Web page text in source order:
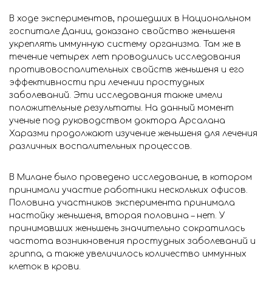
В ходе экспериментов, прошедших в Национальном
госпитале Дании, доказано свойство женьшеня
укреплять иммунную систему организма. Там же в
течение четырех лет проводились исследования
противовоспалительных свойств женьшеня и его
эффективности при лечении простудных
заболеваний. Эти исследования также имели
положительные результаты. На данный момент
ученые под руководством доктора Арсалана
Харазми продолжают изучение женьшеня для лечения
различных воспалительных процессов.
В Милане было проведено исследование, в котором
принимали участие работники нескольких офисов.
Половина участников эксперимента принимала
настойку женьшеня, вторая половина – нет. У
принимавших женьшень значительно сократилась
частота возникновения простудных заболеваний и
гриппа, а также увеличилось количество иммунных
клеток в крови.